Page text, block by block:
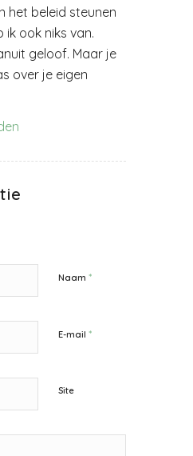
het beleid steunen
ook niks van.
geloof. Maar je
over je eigen
Naam *
E-mail *
Site